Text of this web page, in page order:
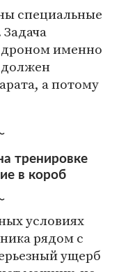
специальные
дроном именно
должен
а потому
тренировке
в короб
условиях
рядом с
ущерб